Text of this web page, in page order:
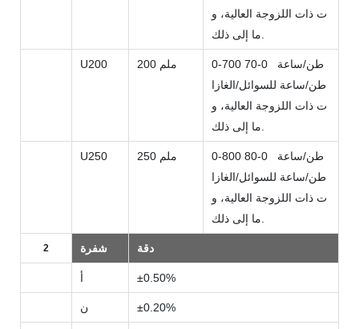
ت ذات اللزوجة العالية، و
U200 200 ملم 0-700 طن/ساعة
0-70
طن/ساعة للسوائل/الغازا
ت ذات اللزوجة العالية، و
U250 250 ملم 0-800 طن/ساعة
0-80
طن/ساعة للسوائل/الغازا
ت ذات اللزوجة العالية، و
2 شفرة دقة
أ ±0.50%
ن ±0.20%